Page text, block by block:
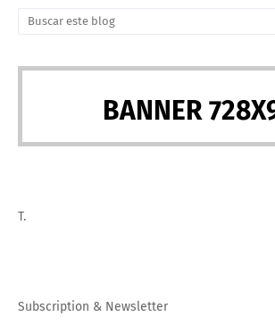
BANNER
T.
Subscription & Newsletter